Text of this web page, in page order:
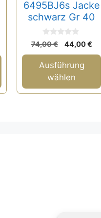
6495BJ6s Jacke
schwarz Gr 40
0
v
o
n
5
74,00€
Preis
war:
74,00 €
44,00€
Ausführung
wählen
der
gewählt
werden